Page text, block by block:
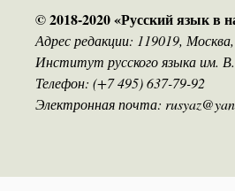
© 2018-2020 «Русский язык в
Адрес редакции: 119019,
Институт русского языка им.
Телефон: (+7 495) 637-79-92
Электронная почта: